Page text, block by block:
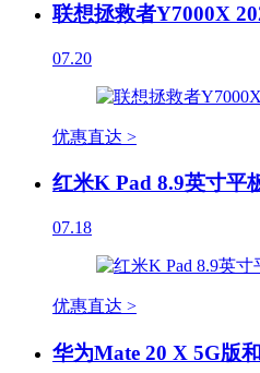
联想拯救者Y7000X
07.20
优惠直达 >
红米K Pad 8.9英寸平
07.18
优惠直达 >
华为Mate 20 X 5G版